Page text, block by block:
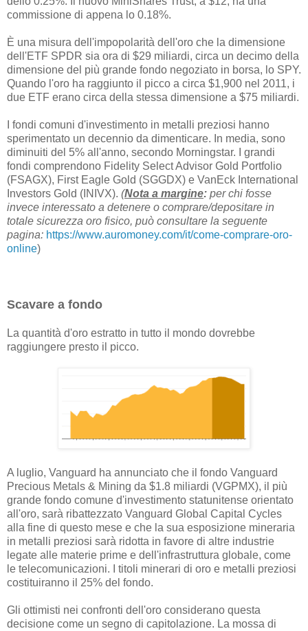
commissione di appena lo 0.18%.
È una misura dell'impopolarità dell'oro che la dimensione
dell'ETF SPDR sia ora di $29 miliardi, circa un decimo della
dimensione del più grande fondo negoziato in borsa, lo SPY.
Quando l'oro ha raggiunto il picco a circa $1,900 nel 2011, i
due ETF erano circa della stessa dimensione a $75 miliardi.
I fondi comuni d'investimento in metalli preziosi hanno
sperimentato un decennio da dimenticare. In media, sono
diminuiti del 5% all'anno, secondo Morningstar. I grandi
fondi comprendono Fidelity Select Advisor Gold Portfolio
(FSAGX), First Eagle Gold (SGGDX) e VanEck International
Investors Gold (INIVX). (Nota a margine: per chi fosse
invece interessato a detenere o comprare/depositare in
totale sicurezza oro fisico, può consultare la seguente
pagina: https://www.auromoney.com/it/come-comprare-oro-
online)
Scavare a fondo
La quantità d'oro estratto in tutto il mondo dovrebbe
raggiungere presto il picco.
A luglio, Vanguard ha annunciato che il fondo Vanguard
Precious Metals & Mining da $1.8 miliardi (VGPMX), il più
grande fondo comune d'investimento statunitense orientato
all'oro, sarà ribattezzato Vanguard Global Capital Cycles
alla fine di questo mese e che la sua esposizione mineraria
in metalli preziosi sarà ridotta in favore di altre industrie
legate alle materie prime e dell'infrastruttura globale, come
le telecomunicazioni. I titoli minerari di oro e metalli preziosi
costituiranno il 25% del fondo.
Gli ottimisti nei confronti dell'oro considerano questa
decisione come un segno di capitolazione. La mossa di